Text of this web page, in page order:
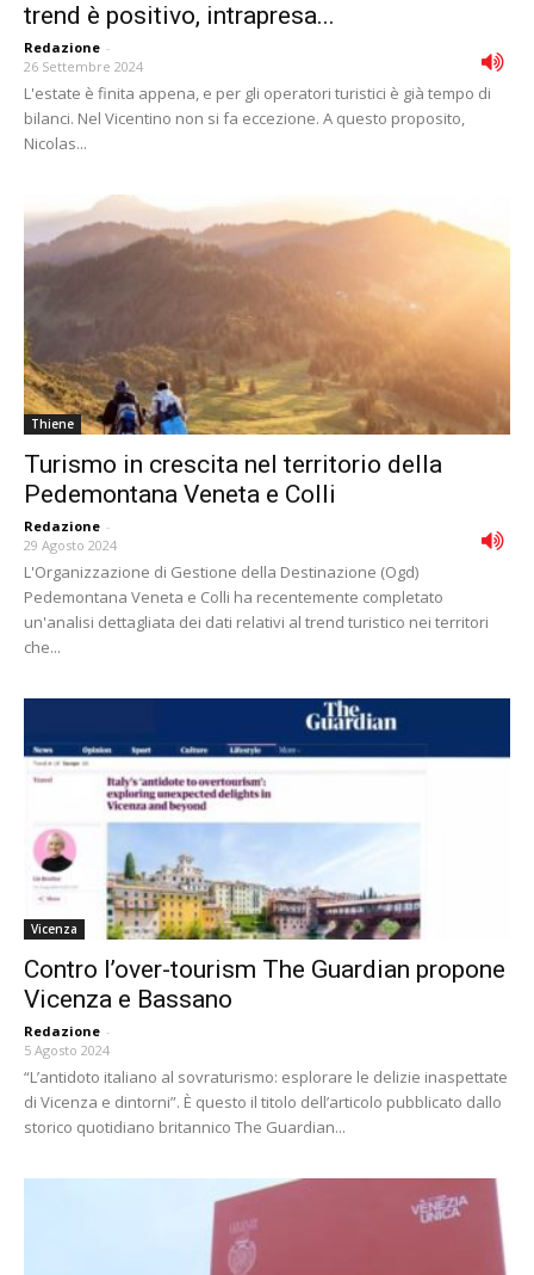
trend è positivo, intrapresa...
Redazione -
26 Settembre 2024
L'estate è finita appena, e per gli operatori turistici è già tempo di
bilanci. Nel Vicentino non si fa eccezione. A questo proposito,
Nicolas...
Thiene
Turismo in crescita nel territorio della
Pedemontana Veneta e Colli
Redazione -
29 Agosto 2024
L'Organizzazione di Gestione della Destinazione (Ogd)
Pedemontana Veneta e Colli ha recentemente completato
un'analisi dettagliata dei dati relativi al trend turistico nei territori
che...
Vicenza
Contro l’over-tourism The Guardian propone
Vicenza e Bassano
Redazione -
5 Agosto 2024
“L’antidoto italiano al sovraturismo: esplorare le delizie inaspettate
di Vicenza e dintorni”. È questo il titolo dell’articolo pubblicato dallo
storico quotidiano britannico The Guardian...